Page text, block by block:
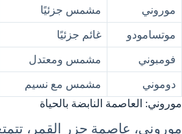
موروني مشمس جزئيًا
موتسامودو غائم جزئيًا
فومبوني مشمس ومعتدل
دوموني مشمس مع نسيم
موروني: العاصمة النابضة بالحياة
موروني، عاصمة جزر القمر،